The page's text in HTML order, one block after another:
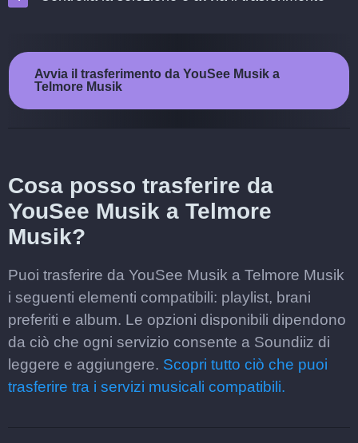
Avvia il trasferimento da YouSee Musik a
Telmore Musik
Cosa posso trasferire da
YouSee Musik a Telmore
Musik?
Puoi trasferire da YouSee Musik a Telmore Musik
i seguenti elementi compatibili: playlist, brani
preferiti e album. Le opzioni disponibili dipendono
da ciò che ogni servizio consente a Soundiiz di
leggere e aggiungere. Scopri tutto ciò che puoi
trasferire tra i servizi musicali compatibili.